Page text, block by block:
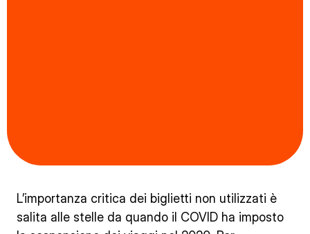
L’importanza critica dei biglietti non utilizzati è
salita alle stelle da quando il COVID ha imposto